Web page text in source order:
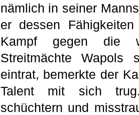
nämlich in seiner
er dessen
Kampf gegen die
Streitmächte Wapols
eintrat, bemerkte der
Talent mit sich
schüchtern und